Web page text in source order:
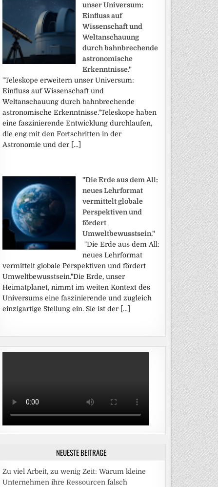
unser Universum:
Einfluss auf
Wissenschaft und
Weltanschauung
durch bahnbrechende
astronomische
Erkenntnisse."
"Teleskope erweitern unser Universum:
Einfluss auf Wissenschaft und
Weltanschauung durch bahnbrechende
astronomische Erkenntnisse."Teleskope haben
eine faszinierende Entwicklung durchlaufen,
die eng mit den Fortschritten in der
Astronomie und der […]
"Die Erde aus dem All:
neues Lehrformat
vermittelt globale
Perspektiven und
fördert
Umweltbewusstsein."
"Die Erde aus dem All:
neues Lehrformat
vermittelt globale Perspektiven und fördert
Umweltbewusstsein."Die Erde, unser
Heimatplanet, nimmt im weiten Kontext des
Universums eine faszinierende und zugleich
einzigartige Stellung ein. Sie ist der […]
NEUESTE BEITRÄGE
Zu viel Arbeit, zu wenig Zeit: Warum kleine
Unternehmen ihre Ressourcen falsch